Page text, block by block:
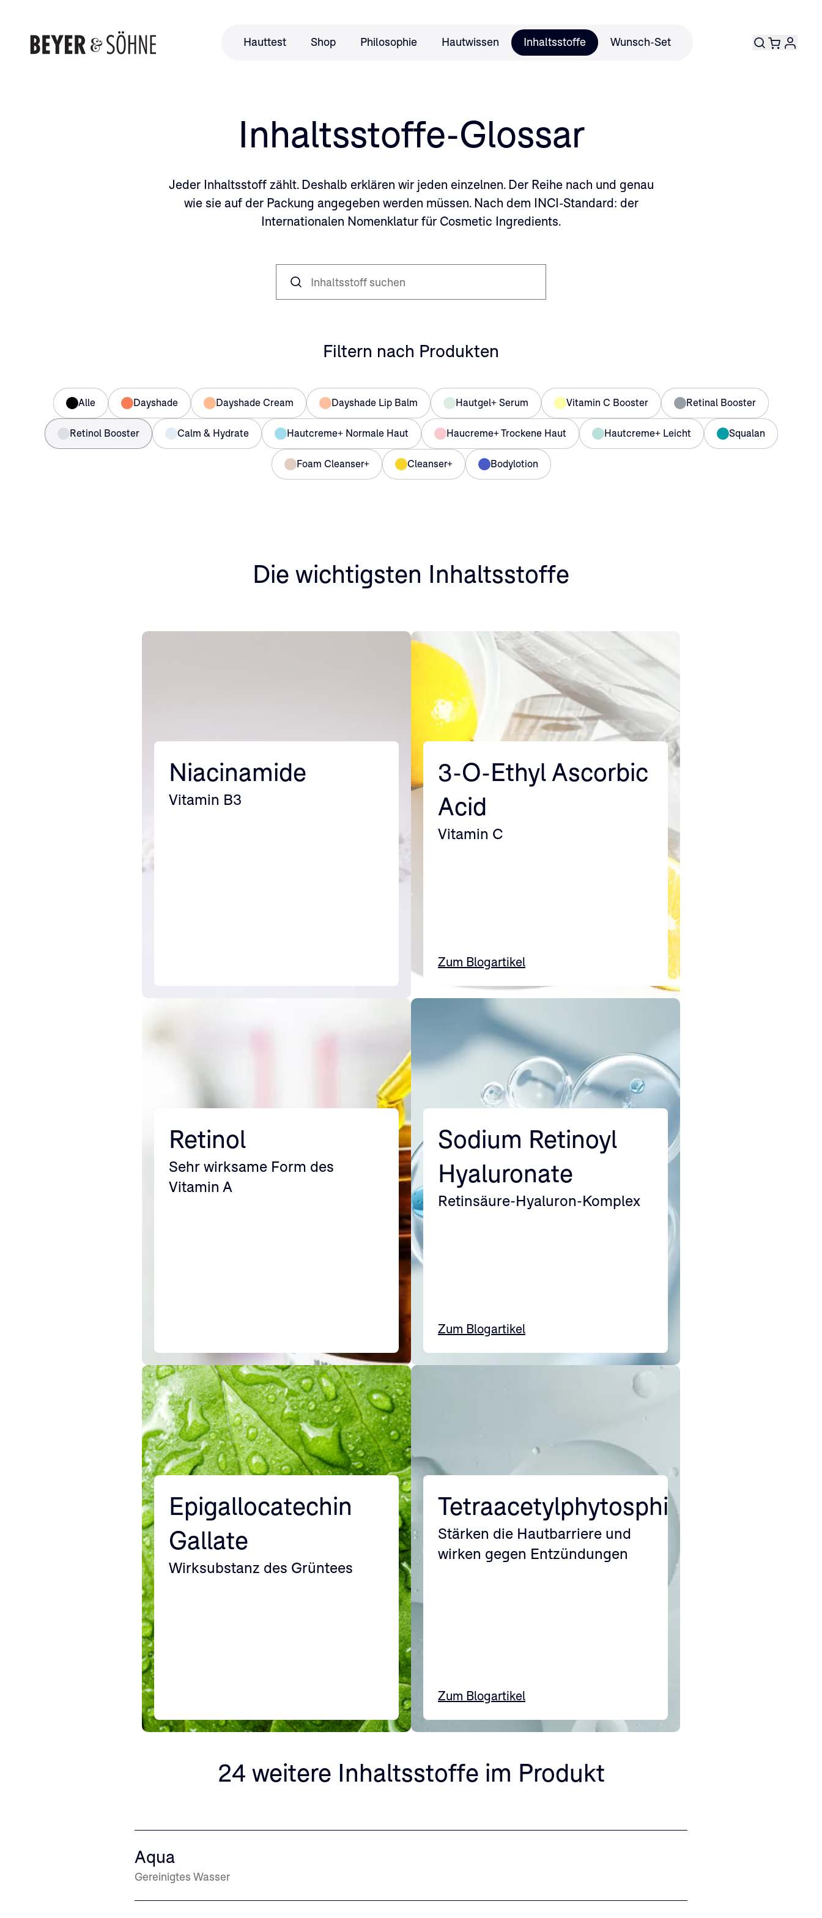
Hauttest Shop Philosophie Hautwissen Inhaltsstoffe Wunsch-Set
Inhaltsstoffe-Glossar
Jeder Inhaltsstoff zählt. Deshalb erklären wir jeden einzelnen. Der Reihe nach und genau
wie sie auf der Packung angegeben werden müssen. Nach dem INCI-Standard: der
Internationalen Nomenklatur für Cosmetic Ingredients.
Inhaltsstoff suchen
Filtern nach Produkten
Alle Dayshade Dayshade Cream Dayshade Lip Balm Hautgel+ Serum Vitamin C Booster Retinal Booster
Retinol Booster Calm & Hydrate Hautcreme+ Normale Haut Haucreme+ Trockene Haut Hautcreme+ Leicht Squalan
Foam Cleanser+ Cleanser+ Bodylotion
Die wichtigsten Inhaltsstoffe
Niacinamide
Vitamin B3
3-O-Ethyl Ascorbic
Acid
Vitamin C
Zum Blogartikel
Retinol
Sehr wirksame Form des
Vitamin A
Sodium Retinoyl
Hyaluronate
Retinsäure-Hyaluron-Komplex
Zum Blogartikel
Epigallocatechin
Gallate
Wirksubstanz des Grüntees
Tetraacetylphytosphingosine
Stärken die Hautbarriere und
wirken gegen Entzündungen
Zum Blogartikel
24 weitere Inhaltsstoffe im Produkt
Aqua
Gereinigtes Wasser